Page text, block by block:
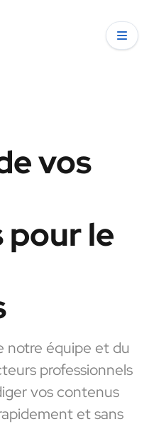
vos
pour le
notre équipe et du
professionnels
vos contenus
et sans